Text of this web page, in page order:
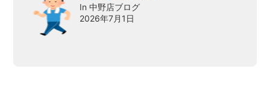
In 中野店ブログ
2026年7月1日